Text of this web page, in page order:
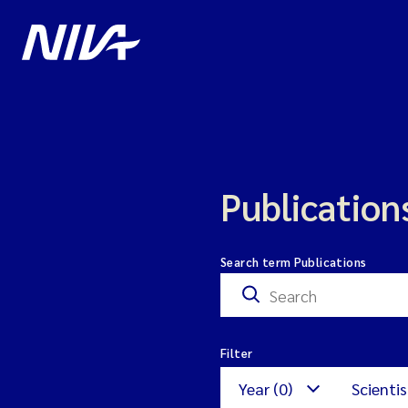
Search term Publications
Filter
Year (0)